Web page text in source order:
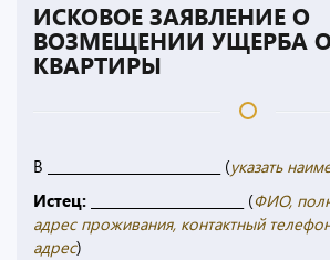
ИСКОВОЕ ЗАЯВЛЕНИЕ О
ВОЗМЕЩЕНИИ УЩЕРБА
КВАРТИРЫ
В __________________________ (указать
Истец: _______________________ (ФИО,
адрес проживания, контактный
адрес)